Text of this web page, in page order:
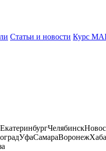
Статьи и новости Курс
ЕкатеринбургЧелябинск
УфаСамараВоронеж